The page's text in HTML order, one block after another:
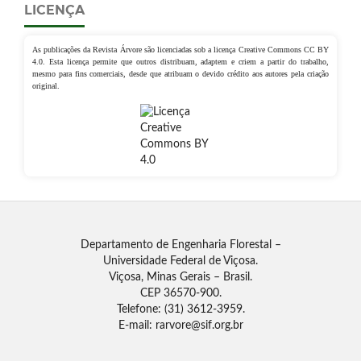
LICENÇA
As publicações da Revista Árvore são licenciadas sob a licença Creative Commons CC BY
4.0. Esta licença permite que outros distribuam, adaptem e criem a partir do trabalho,
mesmo para fins comerciais, desde que atribuam o devido crédito aos autores pela criação
original.
Departamento de Engenharia Florestal –
Universidade Federal de Viçosa.
Viçosa, Minas Gerais – Brasil.
CEP 36570-900.
Telefone: (31) 3612-3959.
E-mail: rarvore@sif.org.br